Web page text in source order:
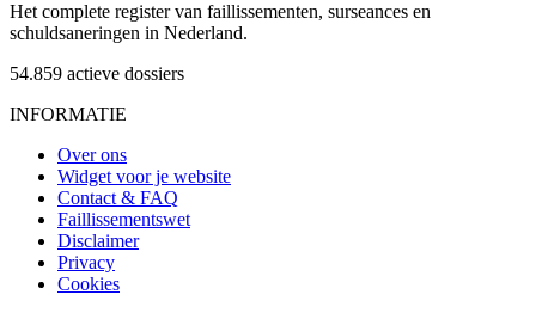
Het complete register van faillissementen, surseances en
schuldsaneringen in Nederland.
54.859 actieve dossiers
INFORMATIE
Over ons
Widget voor je website
Contact & FAQ
Faillissementswet
Disclaimer
Privacy
Cookies